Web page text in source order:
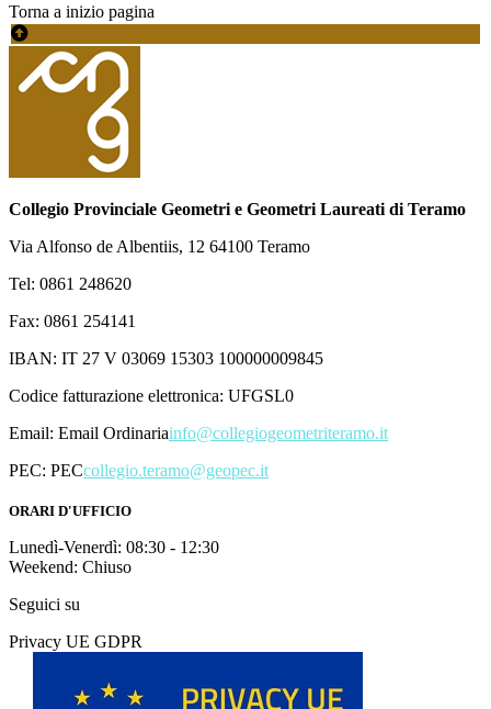
Torna a inizio pagina
Collegio Provinciale Geometri e Geometri Laureati di Teramo
Via Alfonso de Albentiis, 12 64100 Teramo
Tel: 0861 248620
Fax: 0861 254141
IBAN: IT 27 V 03069 15303 100000009845
Codice fatturazione elettronica: UFGSL0
Email: Email Ordinariainfo@collegiogeometriteramo.it
PEC: PECcollegio.teramo@geopec.it
ORARI D'UFFICIO
Lunedì-Venerdì: 08:30 - 12:30
Weekend: Chiuso
Seguici su
Privacy UE GDPR